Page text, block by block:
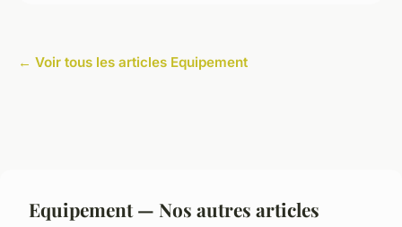
← Voir tous les articles Equipement
Equipement — Nos autres articles